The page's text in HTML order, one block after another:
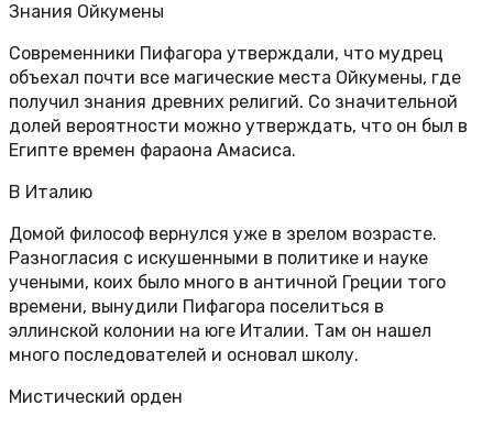
Знания Ойкумены
Современники Пифагора утверждали, что мудрец
объехал почти все магические места Ойкумены, где
получил знания древних религий. Со значительной
долей вероятности можно утверждать, что он был в
Египте времен фараона Амасиса.
В Италию
Домой философ вернулся уже в зрелом возрасте.
Разногласия с искушенными в политике и науке
учеными, коих было много в античной Греции того
времени, вынудили Пифагора поселиться в
эллинской колонии на юге Италии. Там он нашел
много последователей и основал школу.
Мистический орден